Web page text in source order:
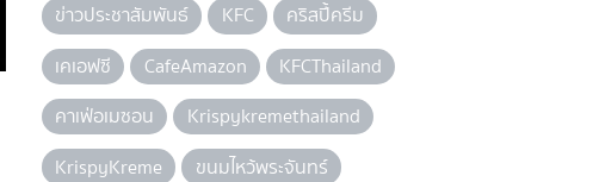
ข่าวประชาสัมพันธ์ KFC
คริสปี้ครีม
เคเอฟซี
CafeAmazon
KFCThailand
คาเฟ่อเมซอน
Krispykremethailand
KrispyKreme
ขนมไหว้พระจันทร์